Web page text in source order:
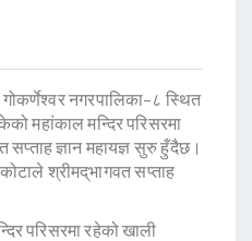
गोकर्णेश्वर नगरपालिका–८ स्थित
महांकाल मन्दिर परिसरमा
सप्ताह ज्ञान महायज्ञ सुरु हुँदैछ।
श्रीमद्‌भागवत सप्ताह
परिसरमा रहेको खाली